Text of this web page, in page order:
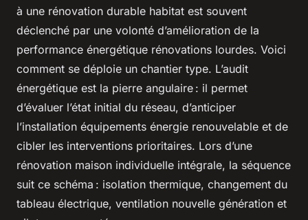
à une rénovation durable habitat est souvent
déclenché par une volonté d’amélioration de la
performance énergétique rénovations lourdes. Voici
comment se déploie un chantier type. L’audit
énergétique est la pierre angulaire : il permet
d’évaluer l’état initial du réseau, d’anticiper
l’installation équipements énergie renouvelable et de
cibler les interventions prioritaires. Lors d’une
rénovation maison individuelle intégrale, la séquence
suit ce schéma : isolation thermique, changement du
tableau électrique, ventilation nouvelle génération et